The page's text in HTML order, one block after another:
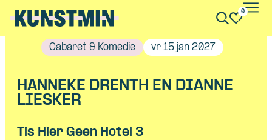
0
Cabaret & Komedie vr 15 jan 2027
HANNEKE DRENTH EN DIANNE
LIESKER
Tis Hier Geen Hotel 3